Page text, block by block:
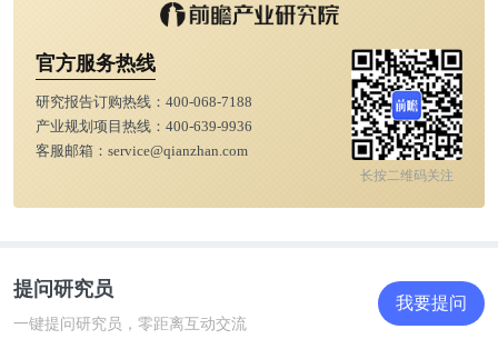
会议功能。没有通勤，灵活安排日程的工作看上去就
在眼前。
乐观的企业家蒂莫西·费里斯（Timothy Ferriss）相
信，在老板督促下，远程办公更高效。他那本《每周
验远程办公。结果显示，在家办公的员工业绩有显著
的上升，九个月里业绩增加了13%。
官方服务热线
研究报告订购热线： 400-068-7188
产业规划项目热线： 400-639-9936
客服邮箱： service@qianzhan.com
长按二维码关注
提问研究员
一键提问研究员，零距离互动交流
我要提问